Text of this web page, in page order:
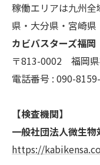
稼働エリアは九州
県・大分県・宮崎県
カビバスターズ福岡
〒813-0002 福岡
電話番号 : 090-
【検査機関】
一般社団法人微生物
https://